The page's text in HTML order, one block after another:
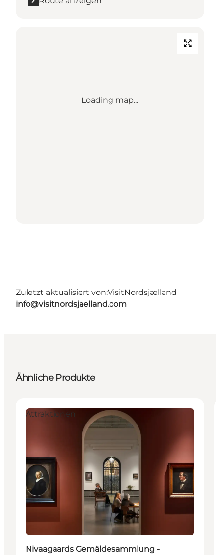
Loading map...
Zuletzt aktualisiert von:VisitNordsjælland
info@visitnordsjaelland.com
Ähnliche Produkte
Attraktionen
Nivaagaards Gemäldesammlung -